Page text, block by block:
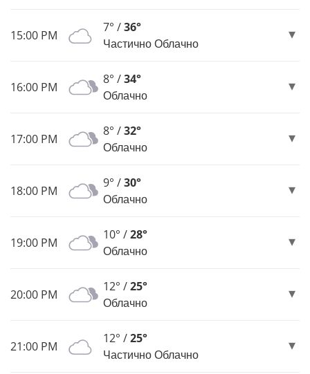
15:00 PM
7° /36°
Частично Облачно
16:00 PM
8° /34°
Облачно
17:00 PM
8° /32°
Облачно
18:00 PM
9° /30°
Облачно
19:00 PM
10° /28°
Облачно
20:00 PM
12° /25°
Облачно
21:00 PM
12° /25°
Частично Облачно